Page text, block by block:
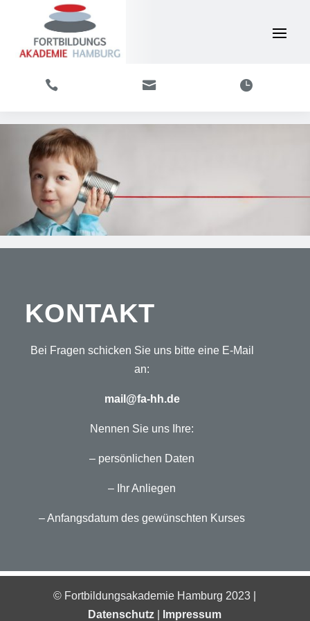
  
KONTAKT
Bei Fragen schicken Sie uns bitte eine E-Mail
an:
mail@fa-hh.de
Nennen Sie uns Ihre:
– persönlichen Daten
– Ihr Anliegen
–Anfangsdatum des gewünschten Kurses
© Fortbildungsakademie Hamburg 2023 |
Datenschutz
Impressum